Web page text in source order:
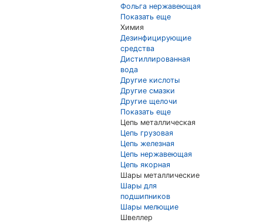
Фольга нержавеющая
Показать еще
Химия
Дезинфицирующие
средства
Дистиллированная
вода
Другие кислоты
Другие смазки
Другие щелочи
Показать еще
Цепь металлическая
Цепь грузовая
Цепь железная
Цепь нержавеющая
Цепь якорная
Шары металлические
Шары для
подшипников
Шары мелющие
Швеллер